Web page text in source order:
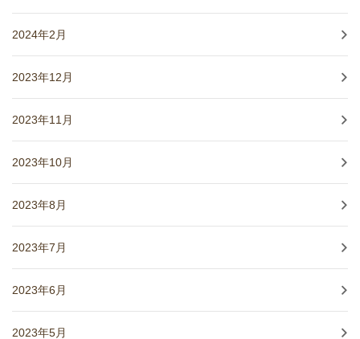
2024年2月
2023年12月
2023年11月
2023年10月
2023年8月
2023年7月
2023年6月
2023年5月